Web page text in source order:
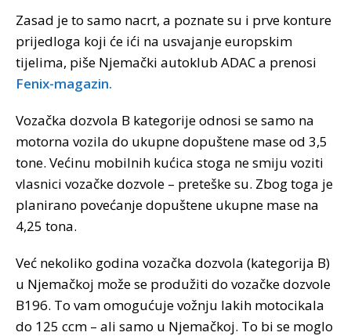
Zasad je to samo nacrt, a poznate su i prve konture
prijedloga koji će ići na usvajanje europskim
tijelima, piše Njemački autoklub ADAC a prenosi
Fenix-magazin.
Vozačka dozvola B kategorije odnosi se samo na
motorna vozila do ukupne dopuštene mase od 3,5
tone. Većinu mobilnih kućica stoga ne smiju voziti
vlasnici vozačke dozvole – preteške su. Zbog toga je
planirano povećanje dopuštene ukupne mase na
4,25 tona.
Već nekoliko godina vozačka dozvola (kategorija B)
u Njemačkoj može se produžiti do vozačke dozvole
B196. To vam omogućuje vožnju lakih motocikala
do 125 ccm – ali samo u Njemačkoj. To bi se moglo